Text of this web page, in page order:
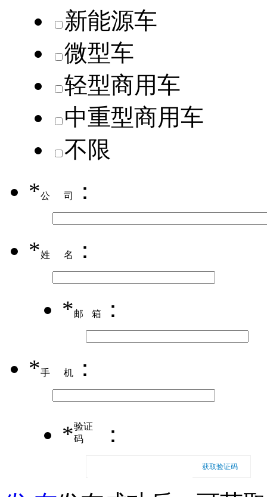
新能源车
微型车
轻型商用车
中重型商用车
不限
*公司 ：
*姓名 ：
*邮箱 ：
*手机 ：
*验证
码
：
获取验证码